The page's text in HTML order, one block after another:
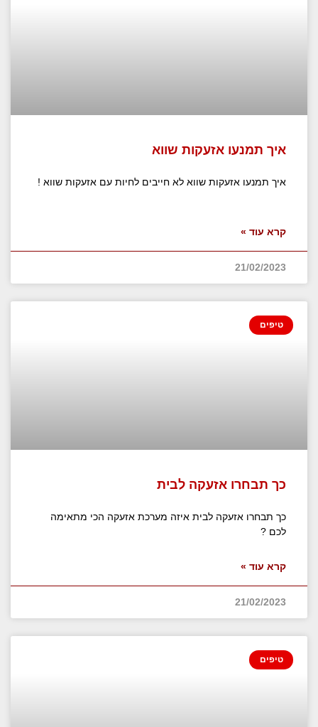
איך תמנעו אזעקות שווא
איך תמנעו אזעקות שווא לא חייבים לחיות עם אזעקות שווא !
קרא עוד »
21/02/2023
טיפים
כך תבחרו אזעקה לבית
כך תבחרו אזעקה לבית איזה מערכת אזעקה הכי מתאימה
לכם ?
קרא עוד »
21/02/2023
טיפים